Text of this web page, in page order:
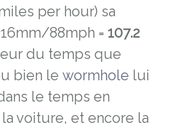
per hour) sa
88mph = 107.2
du temps que
bien le wormhole lui
le temps en
voiture, et encore la